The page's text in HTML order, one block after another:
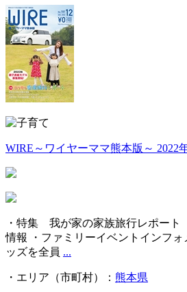
WIRE～ワイヤーママ熊本版～ 2022
・特集 我が家の家族旅行レポート
情報 ・ファミリーイベントインフ
ッズを全員 ...
・エリア（市町村）： 熊本県